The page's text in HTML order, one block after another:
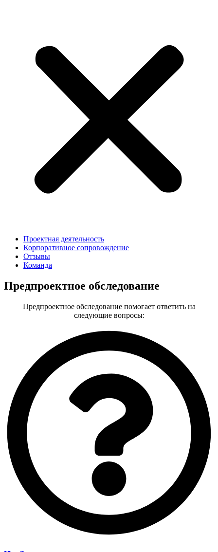
Проектная деятельность
Корпоративное сопровождение
Отзывы
Команда
Предпроектное обследование
Предпроектное обследование помогает ответить на
следующие вопросы: